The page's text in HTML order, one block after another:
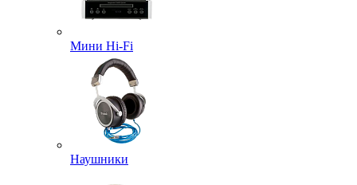
Мини Hi-Fi
Наушники